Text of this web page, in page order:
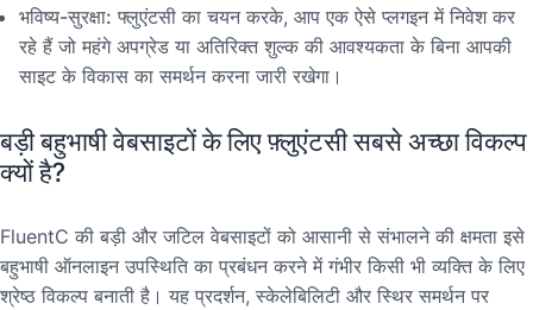
भविष्य-सुरक्षा: फ्लुएंटसी का चयन करके, आप एक ऐसे प्लगइन में निवेश कर
रहे हैं जो महंगे अपग्रेड या अतिरिक्त शुल्क की आवश्यकता के बिना आपकी
साइट के विकास का समर्थन करना जारी रखेगा।
बड़ी बहुभाषी वेबसाइटों के लिए फ़्लुएंटसी सबसे अच्छा विकल्प
क्यों है?
FluentC की बड़ी और जटिल वेबसाइटों को आसानी से संभालने की क्षमता इसे
बहुभाषी ऑनलाइन उपस्थिति का प्रबंधन करने में गंभीर किसी भी व्यक्ति के लिए
श्रेष्ठ विकल्प बनाती है। यह प्रदर्शन, स्केलेबिलिटी और स्थिर समर्थन पर